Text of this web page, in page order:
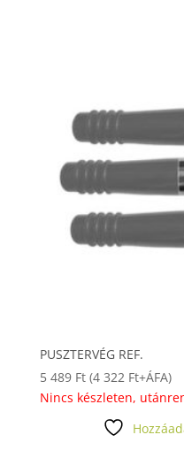
PUSZTERVÉG REF.
5 489 Ft (4 322 Ft+ÁFA)
Nincs készleten,